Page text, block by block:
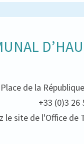
Place de la
+33 (0)3 26
le site de l'Office